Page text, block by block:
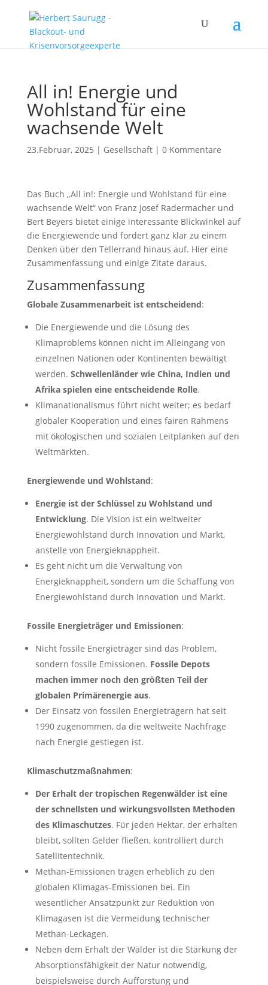
All in! Energie und
Wohlstand für eine
wachsende Welt
23.Februar, 2025 | Gesellschaft| 0 Kommentare
Das Buch „All in!: Energie und Wohlstand für eine
wachsende Welt“ von Franz Josef Radermacher und
Bert Beyers bietet einige interessante Blickwinkel auf
die Energiewende und fordert ganz klar zu einem
Denken über den Tellerrand hinaus auf. Hier eine
Zusammenfassung und einige Zitate daraus.
Zusammenfassung
Globale Zusammenarbeit ist entscheidend:
Die Energiewende und die Lösung des
Klimaproblems können nicht im Alleingang von
einzelnen Nationen oder Kontinenten bewältigt
werden. Schwellenländer wie China, Indien und
Afrika spielen eine entscheidende Rolle.
Klimanationalismus führt nicht weiter; es bedarf
globaler Kooperation und eines fairen Rahmens
mit ökologischen und sozialen Leitplanken auf den
Weltmärkten.
Energiewende und Wohlstand:
Energie ist der Schlüssel zu Wohlstand und
Entwicklung. Die Vision ist ein weltweiter
Energiewohlstand durch Innovation und Markt,
anstelle von Energieknappheit.
Es geht nicht um die Verwaltung von
Energieknappheit, sondern um die Schaffung von
Energiewohlstand durch Innovation und Markt.
Fossile Energieträger und Emissionen:
Nicht fossile Energieträger sind das Problem,
sondern fossile Emissionen. Fossile Depots
machen immer noch den größten Teil der
globalen Primärenergie aus.
Der Einsatz von fossilen Energieträgern hat seit
1990 zugenommen, da die weltweite Nachfrage
nach Energie gestiegen ist.
Klimaschutzmaßnahmen:
Der Erhalt der tropischen Regenwälder ist eine
der schnellsten und wirkungsvollsten Methoden
des Klimaschutzes. Für jeden Hektar, der erhalten
bleibt, sollten Gelder fließen, kontrolliert durch
Satellitentechnik.
Methan-Emissionen tragen erheblich zu den
globalen Klimagas-Emissionen bei. Ein
wesentlicher Ansatzpunkt zur Reduktion von
Klimagasen ist die Vermeidung technischer
Methan-Leckagen.
Neben dem Erhalt der Wälder ist die Stärkung der
Absorptionsfähigkeit der Natur notwendig,
beispielsweise durch Aufforstung und